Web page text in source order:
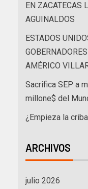
EN ZACATECAS
AGUINALDOS
ESTADOS
AMÉRICO
Sacrifica SEP a
millone$ del
¿Empieza la
ARCHIVOS
julio 2026